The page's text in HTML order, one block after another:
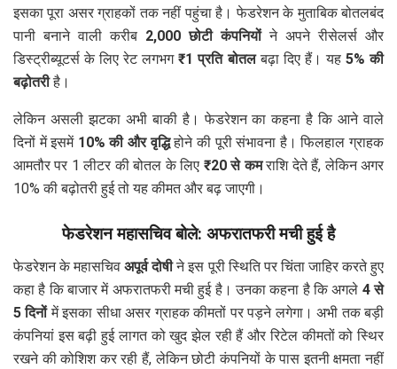
इसका पूरा असर ग्राहकों तक नहीं पहुंचा है। फेडरेशन के मुताबिक बोतलबंद
पानी बनाने वाली करीब 2,000 छोटी कंपनियोंने अपने रीसेलर्स और
डिस्ट्रीब्यूटर्स के लिए रेट लगभग₹1 प्रति बोतलबढ़ा दिए हैं। यह 5% की
बढ़ोतरीहै।
लेकिन असली झटका अभी बाकी है। फेडरेशन का कहना है कि आने वाले
दिनों में इसमें 10% की और वृद्धिहोने की पूरी संभावना है। फिलहाल ग्राहक
आमतौर पर 1 लीटर की बोतल के लिए ₹20 से कमराशि देते हैं, लेकिन अगर
10% की बढ़ोतरी हुई तो यह कीमत और बढ़ जाएगी।
फेडरेशन महासचिव बोले: अफरातफरी मची हुई है
फेडरेशन के महासचिवअपूर्व दोषीने इस पूरी स्थिति पर चिंता जाहिर करते हुए
कहा है कि बाजार में अफरातफरी मची हुई है। उनका कहना है कि अगले 4 से
5 दिनोंमें इसका सीधा असर ग्राहक कीमतों पर पड़ने लगेगा। अभी तक बड़ी
कंपनियां इस बढ़ी हुई लागत को खुद झेल रही हैं और रिटेल कीमतों को स्थिर
रखने की कोशिश कर रही हैं, लेकिन छोटी कंपनियों के पास इतनी क्षमता नहीं